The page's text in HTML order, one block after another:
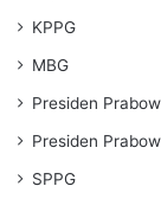
KPPG
MBG
Presiden
Presiden
SPPG